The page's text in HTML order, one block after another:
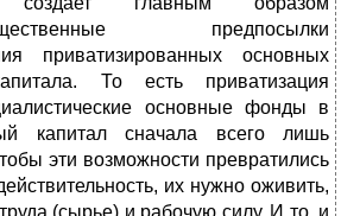
вещественные предпосылки
приватизированных основных
То есть приватизация
основные фонды в
капитал сначала всего лишь
эти возможности превратились
их нужно оживить,